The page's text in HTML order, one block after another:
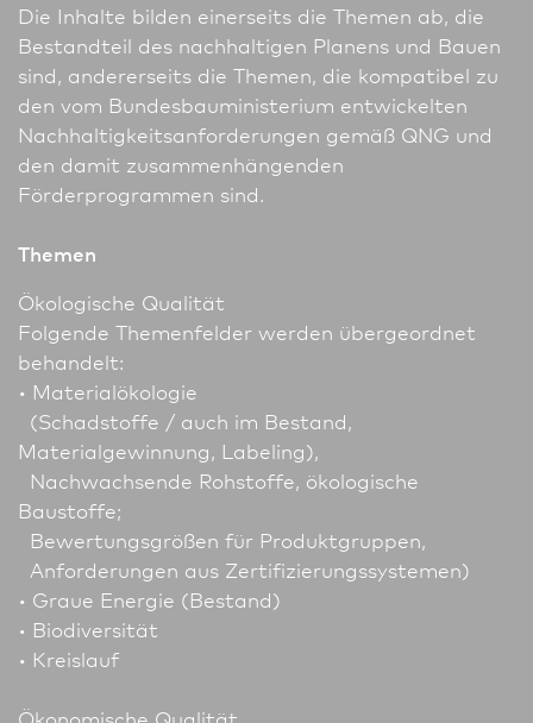
Die Inhalte bilden einerseits die Themen ab, die
Bestandteil des nach­haltigen Planens und Bauen
sind, andererseits die Themen, die kompatibel zu
den vom Bundes­bau­ministerium entwickelten
Nachhaltigkeitsanforderungen gemäß QNG und
den damit zusammenhängenden
Förderprogrammen sind.
Themen
Ökologische Qualität
Folgende Themenfelder werden übergeordnet
behandelt:
• Materialökologie
(Schadstoffe / auch im Bestand,
Materialgewinnung, Labeling),
Nachwachsende Roh­stoffe, ökologische
Baustoffe;
Bewertungsgrößen für Produktgruppen,
Anforderungen aus Zertifizierungssystemen)
• Graue Energie (Bestand)
• Biodiversität
• Kreislauf